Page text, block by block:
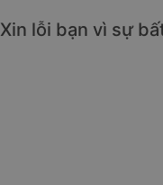
Xin lỗi bạn vì sự